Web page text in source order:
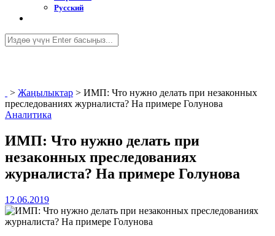
Русский
> Жаңылыктар > ИМП: Что нужно делать при незаконных
преследованиях журналиста? На примере Голунова
Аналитика
ИМП: Что нужно делать при
незаконных преследованиях
журналиста? На примере Голунова
12.06.2019